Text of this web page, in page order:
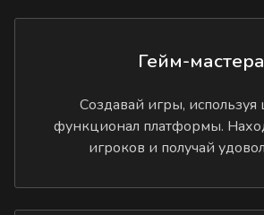
Гейм-мастера
Создавай игры,
функционал платформы.
игроков и получай